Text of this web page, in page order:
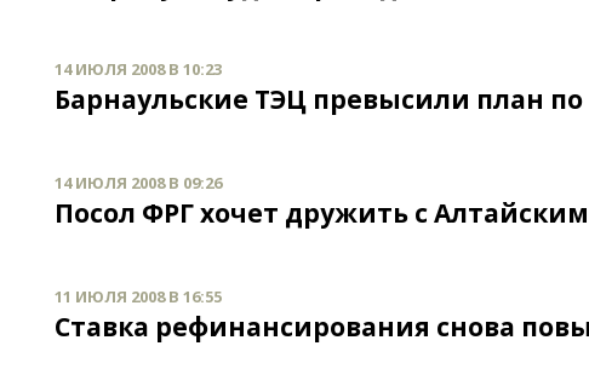
14 ИЮЛЯ 2008 В 10:23
Барнаульские ТЭЦ превысили план
14 ИЮЛЯ 2008 В 09:26
Посол ФРГ хочет дружить с
11 ИЮЛЯ 2008 В 16:55
Ставка рефинансирования снова